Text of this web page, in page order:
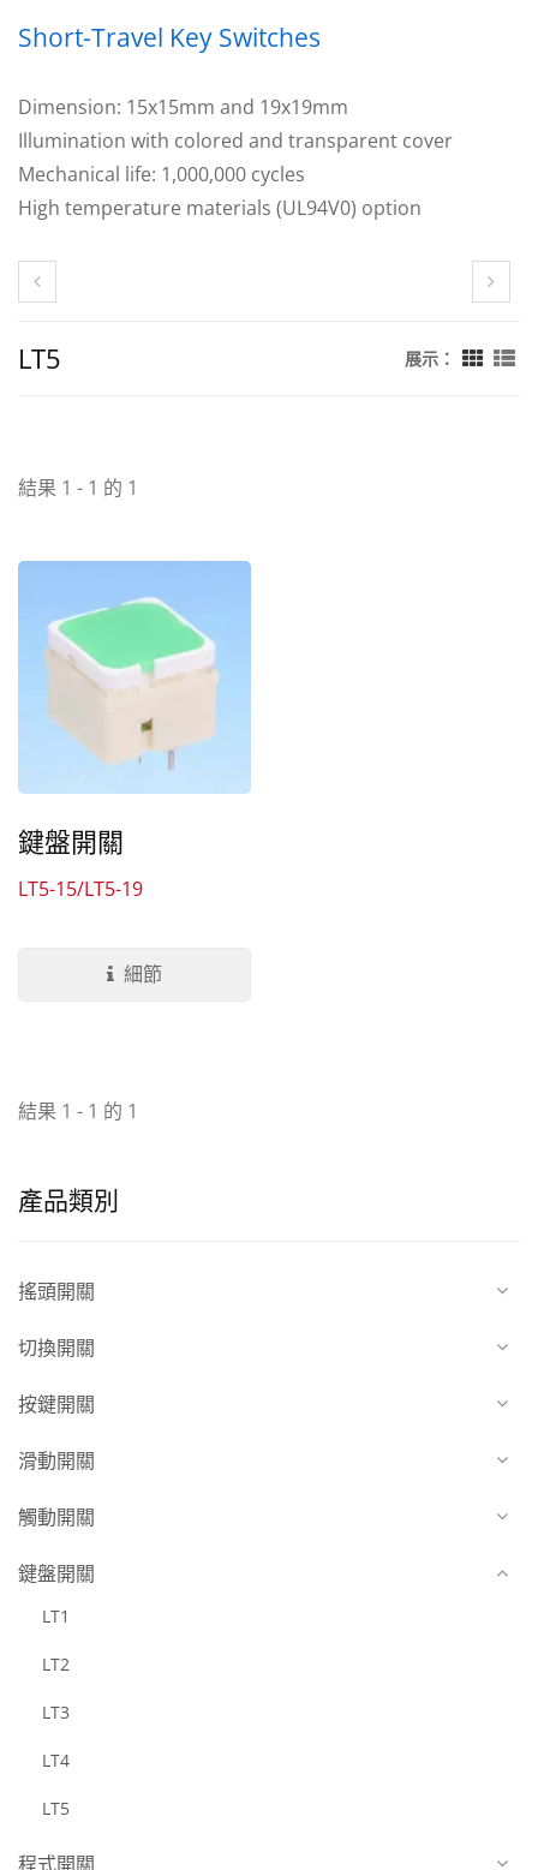
Short-Travel Key Switches
Dimension: 15x15mm and 19x19mm
Illumination with colored and transparent cover
Mechanical life: 1,000,000 cycles
High temperature materials (UL94V0) option
LT5 展示：
結果 1 - 1 的 1
鍵盤開關
LT5-15/LT5-19
細節
結果 1 - 1 的 1
產品類別
搖頭開關
切換開關
按鍵開關
滑動開關
觸動開關
鍵盤開關
LT1
LT2
LT3
LT4
LT5
程式開關